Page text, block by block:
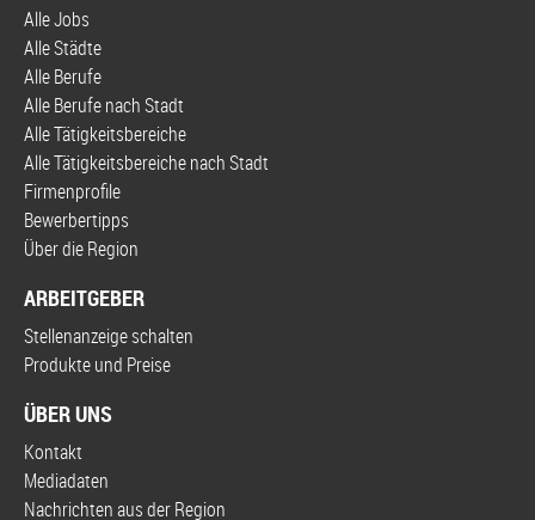
Alle Jobs
Alle Städte
Alle Berufe
Alle Berufe nach Stadt
Alle Tätigkeitsbereiche
Alle Tätigkeitsbereiche nach Stadt
Firmenprofile
Bewerbertipps
Über die Region
ARBEITGEBER
Stellenanzeige schalten
Produkte und Preise
ÜBER UNS
Kontakt
Mediadaten
Nachrichten aus der Region